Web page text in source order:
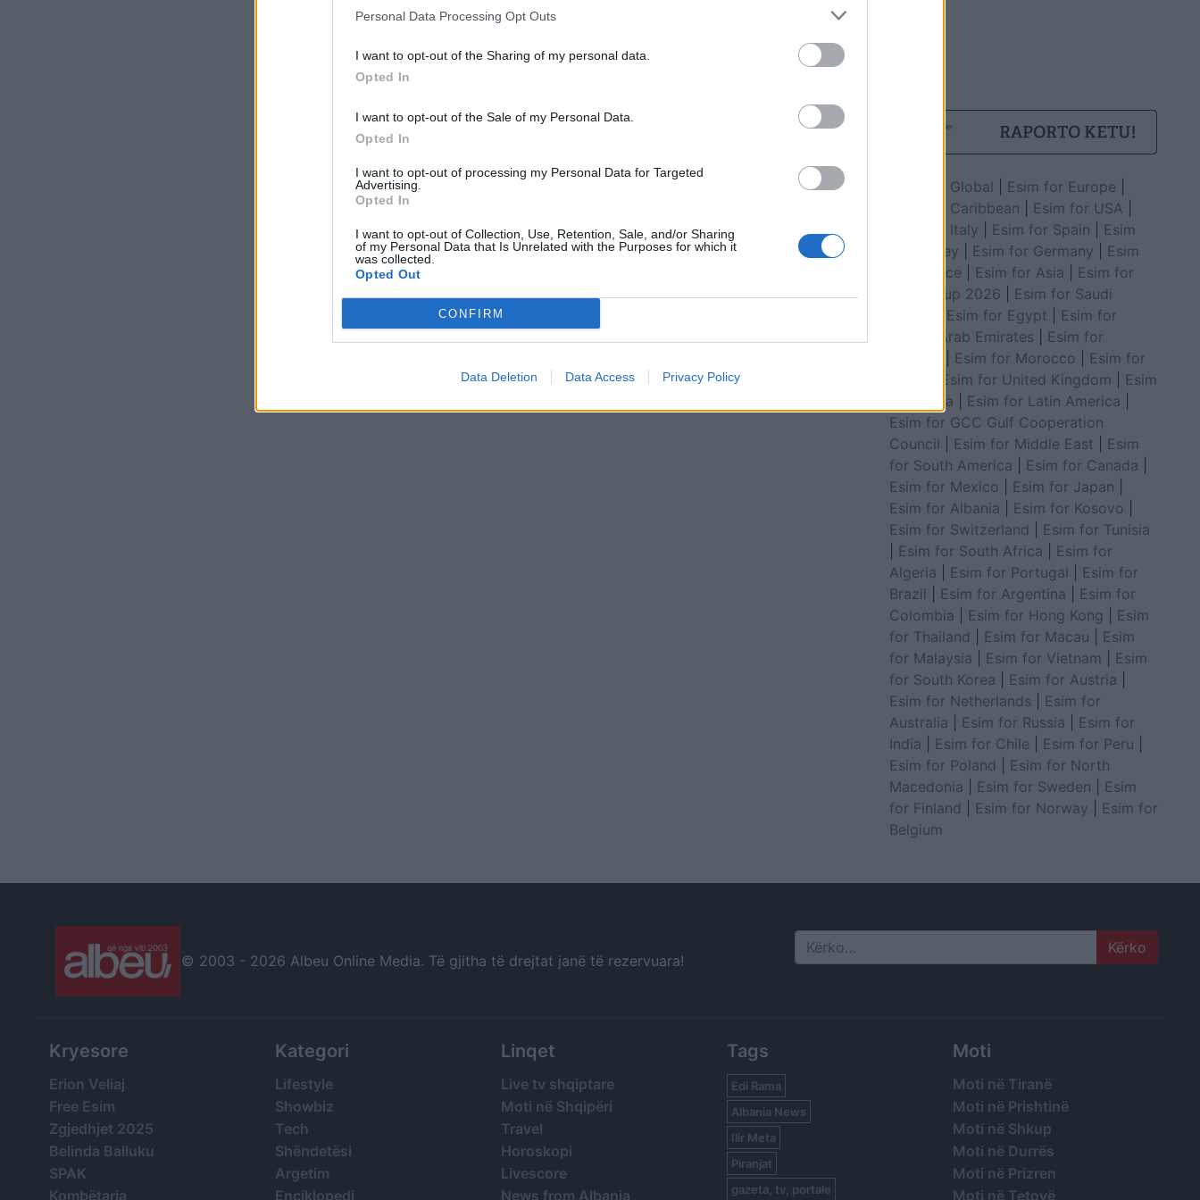
Personal Data Processing Opt Outs
I want to opt-out of the Sharing of my personal data.
Opted In
I want to opt-out of the Sale of my Personal Data.
Opted In
I want to opt-out of processing my Personal Data for Targeted
Advertising.
Opted In
I want to opt-out of Collection, Use, Retention, Sale, and/or Sharing
of my Personal Data that Is Unrelated with the Purposes for which it
was collected.
Opted Out
CONFIRM
Data Deletion Data Access Privacy Policy
Esim for Global Esim for Europe
Esim for Caribbean
Esim for USA
Esim for Italy
Esim for Spain
Esim
for Turkey
Esim for Germany
Esim
for Greece
Esim for Asia
Esim for
World Cup 2026
Esim for Saudi
Esim for Egypt
Esim for
United Arab Emirates
Esim for
Esim for Morocco
Esim for
Esim for United Kingdom
Esim
for Africa
Esim for Latin America
Esim for GCC Gulf Cooperation
Council
Esim for Middle East
Esim
for South America
Esim for Canada
Esim for Mexico
Esim for Japan
Esim for Albania
Esim for Kosovo
Esim for Switzerland
Esim for Tunisia
Esim for South Africa
Esim for
Algeria
Esim for Portugal
Esim for
Brazil
Esim for Argentina
Esim for
Colombia
Esim for Hong Kong
Esim
for Thailand
Esim for Macau
Esim
for Malaysia
Esim for Vietnam
Esim
for South Korea
Esim for Austria
Esim for Netherlands
Esim for
Australia
Esim for Russia
Esim for
India
Esim for Chile Esim for Peru
Esim for Poland
Esim for North
Macedonia
Esim for Sweden
Esim
for Finland
Esim for Norway
Esim for
Belgium
© 2003 - 2026 Albeu Online Media. Të gjitha të drejtat janë të rezervuara! Search
Kryesore
Erion Veliaj
Free Esim
Zgjedhjet 2025
Belinda Balluku
SPAK
Kombëtarja
Kategori
Lifestyle
Showbiz
Tech
Shëndetësi
Argetim
Enciklopedi
Linqet
Live tv shqiptare
Moti në Shqipëri
Travel
Horoskopi
Livescore
News from Albania
Tags
Edi Rama
Albania News
Ilir Meta
Piranjat
gazeta, tv, portale
Moti
Moti në Tiranë
Moti në Prishtinë
Moti në Shkup
Moti në Durrës
Moti në Prizren
Moti në Tetovë